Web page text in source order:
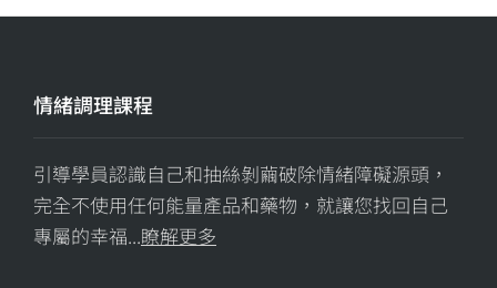
情緒調理課程
引導學員認識自己和抽絲剝繭破除情緒障礙源頭，
完全不使用任何能量產品和藥物，就讓您找回自己
專屬的幸福...瞭解更多